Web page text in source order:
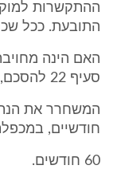
התובעת. ככל
האם הינה
סעיף 22 להסכם,
חודשיים,
60 חודשים.